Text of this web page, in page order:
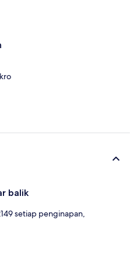
balik
setiap penginapan,